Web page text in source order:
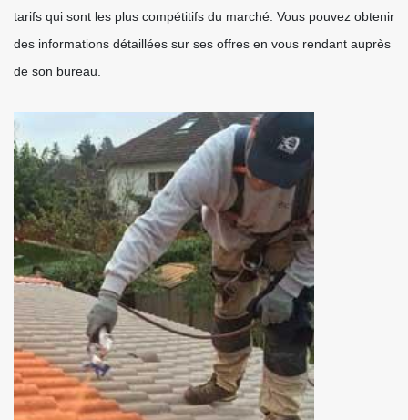
tarifs qui sont les plus compétitifs du marché. Vous pouvez obtenir
des informations détaillées sur ses offres en vous rendant auprès
de son bureau.